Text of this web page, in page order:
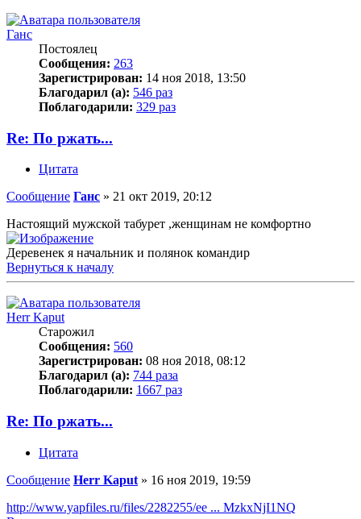
Ганс
Постоялец
Сообщения: 263
Зарегистрирован: 14 ноя 2018, 13:50
Благодарил (а): 546 раз
Поблагодарили: 329 раз
Re: По ржать...
Цитата
Сообщение Ганс » 21 окт 2019, 20:12
Настоящий мужской табурет ,женщинам не комфортно
Деревенек я начальник и полянок командир
Вернуться к началу
Herr Kaput
Старожил
Сообщения: 560
Зарегистрирован: 08 ноя 2018, 08:12
Благодарил (а): 744 раза
Поблагодарили: 1667 раз
Re: По ржать...
Цитата
Сообщение Herr Kaput » 16 ноя 2019, 19:59
http://www.yapfiles.ru/files/2282255/ee ... MzkxNjI1NQ